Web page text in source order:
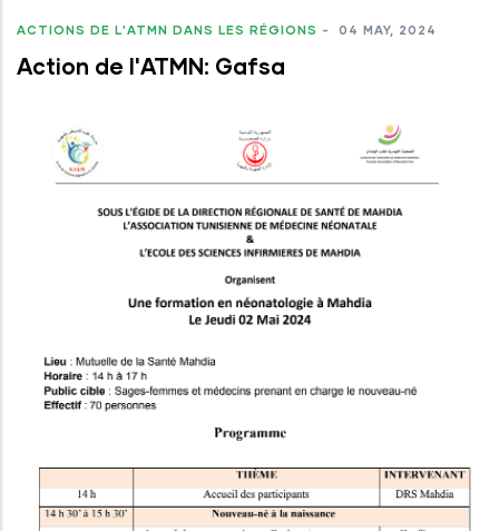
ACTIONS DE L'ATMN DANS LES RÉGIONS - 04 MAY, 2024
Action de l'ATMN: Gafsa